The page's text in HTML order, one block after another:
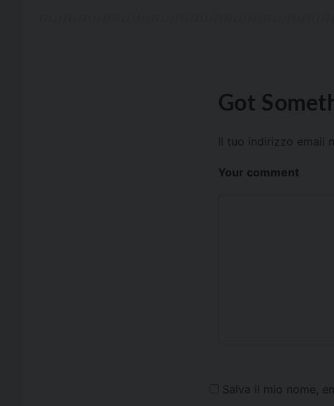
Got
Il tuo indirizzo email
Your comment
Salva il mio nome,